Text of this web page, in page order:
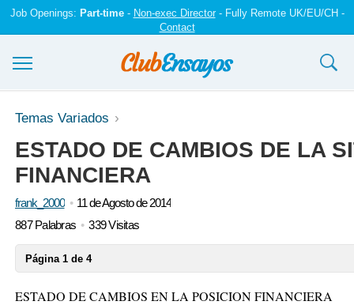
Job Openings: Part-time- Non-exec Director- Fully Remote UK/EU/CH -
Contact
Ensayos y trabajos
Registrarse
Iniciar sesión
Temas Variados
ESTADO DE CAMBIOS DE LA
FINANCIERA
frank_2000
11 de Agosto de 2014
887 Palabras
339 Visitas
Página 1 de 4
ESTADO DE CAMBIOS EN LA POSICION FINANCIERA